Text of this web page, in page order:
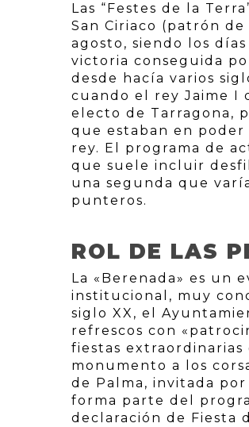
Las “Festes de la
San Ciriaco (patrón
agosto, siendo los
victoria conseguida
desde hacía varios
cuando el rey Jaime I
electo de Tarragona,
que estaban en poder
rey. El programa de
que suele incluir
una segunda que
punteros.
ROL DE LAS
La «Berenada» es un
institucional, muy
siglo XX, el
refrescos con
fiestas
monumento a los
de Palma, invitada
forma parte del
declaración de Fiesta